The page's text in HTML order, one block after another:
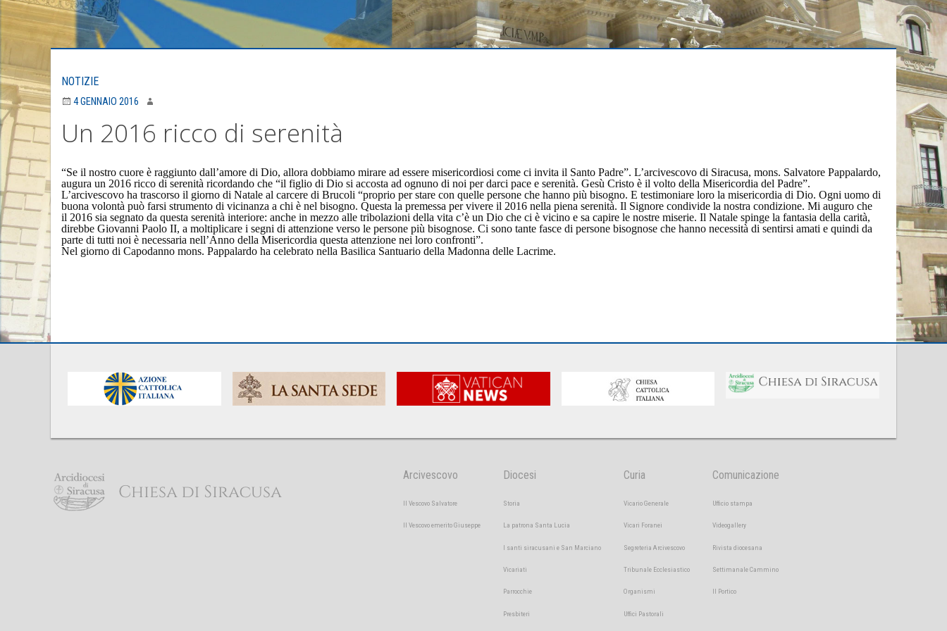
NOTIZIE
4 GENNAIO 2016
Un 2016 ricco di serenità
“Se il nostro cuore è raggiunto dall’amore di Dio, allora dobbiamo mirare ad essere misericordiosi come ci invita il Santo Padre”. L’arcivescovo di Siracusa, mons. Salvatore Pappalardo,
augura un 2016 ricco di serenità ricordando che “il figlio di Dio si accosta ad ognuno di noi per darci pace e serenità. Gesù Cristo è il volto della Misericordia del Padre”.
L’arcivescovo ha trascorso il giorno di Natale al carcere di Brucoli “proprio per stare con quelle persone che hanno più bisogno. E testimoniare loro la misericordia di Dio. Ogni uomo di
buona volontà può farsi strumento di vicinanza a chi è nel bisogno. Questa la premessa per vivere il 2016 nella piena serenità. Il Signore condivide la nostra condizione. Mi auguro che
il 2016 sia segnato da questa serenità interiore: anche in mezzo alle tribolazioni della vita c’è un Dio che ci è vicino e sa capire le nostre miserie. Il Natale spinge la fantasia della carità,
direbbe Giovanni Paolo II, a moltiplicare i segni di attenzione verso le persone più bisognose. Ci sono tante fasce di persone bisognose che hanno necessità di sentirsi amati e quindi da
parte di tutti noi è necessaria nell’Anno della Misericordia questa attenzione nei loro confronti”.
Nel giorno di Capodanno mons. Pappalardo ha celebrato nella Basilica Santuario della Madonna delle Lacrime.
Arcivescovo
Il Vescovo Salvatore
Il Vescovo emerito Giuseppe
Diocesi
Storia
La patrona Santa Lucia
I santi siracusani e San Marciano
Vicariati
Parrocchie
Presbiteri
Curia
Vicario Generale
Vicari Foranei
Segreteria Arcivescovo
Tribunale Ecclesiastico
Organismi
Uffici Pastorali
Comunicazione
Ufficio stampa
Videogallery
Rivista diocesana
Settimanale Cammino
Il Portico